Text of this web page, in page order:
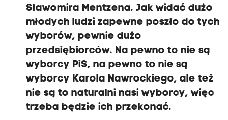
Sławomira Mentzena. Jak widać dużo
młodych ludzi zapewne poszło do tych
wyborów, pewnie dużo
przedsiębiorców. Na pewno to nie są
wyborcy PiS, na pewno to nie są
wyborcy Karola Nawrockiego, ale też
nie są to naturalni nasi wyborcy, więc
trzeba będzie ich przekonać.